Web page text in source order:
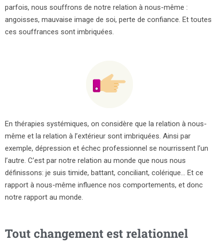
parfois, nous souffrons de notre relation à nous-même :
angoisses, mauvaise image de soi, perte de confiance. Et toutes
ces souffrances sont imbriquées.
En thérapies systémiques, on considère que la relation à nous-
même et la relation à l’extérieur sont imbriquées. Ainsi par
exemple, dépression et échec professionnel se nourrissent l’un
l’autre. C’est par notre relation au monde que nous nous
définissons: je suis timide, battant, conciliant, colérique… Et ce
rapport à nous-même influence nos comportements, et donc
notre rapport au monde.
Tout changement est relationnel